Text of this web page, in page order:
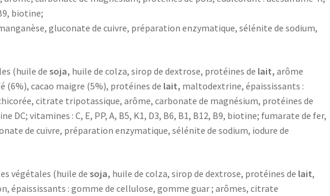
biotine;
gluconate de cuivre, préparation enzymatique, sélénite de sodium,
(huile desoja, huile de colza, sirop de dextrose, protéines de lait, arôme
(6%), cacao maigre (5%), protéines de lait, maltodextrine, épaississants :
citrate tripotassique, arôme, carbonate de magnésium, protéines de
DC; vitamines : C, E, PP, A, B5, K1, D3, B6, B1, B12, B9, biotine; fumarate de fer,
de cuivre, préparation enzymatique, sélénite de sodium, iodure de
végétales (huile desoja, huile de colza, sirop de dextrose, protéines de lait,
épaississants : gomme de cellulose, gomme guar ; arômes, citrate